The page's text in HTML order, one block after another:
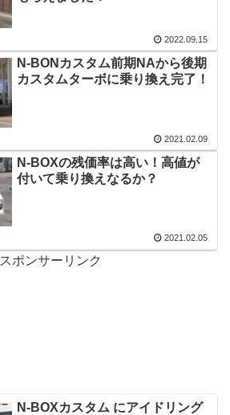
2022.09.15
N-BONカスタム前期NAから後期
カスタムターボに乗り換え完了！
2021.02.09
N-BOXの残価率は高い！高値が
付いて乗り換えなるか？
2021.02.05
スポンサーリンク
N-BOXカスタム にアイドリング